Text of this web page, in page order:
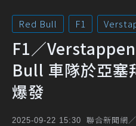
Red Bull F1
F1／
Bull 車隊於亞塞
爆發
2025-09-22 15:30 聯合新聞網